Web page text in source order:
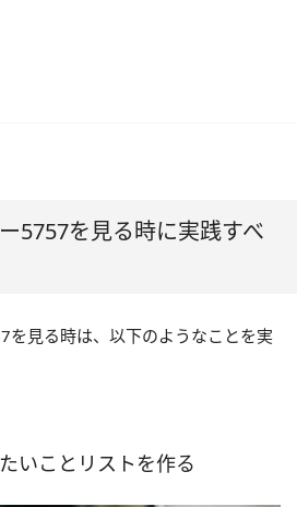
5757を見る時に実践すべ
を見る時は、以下のようなことを実
いことリストを作る